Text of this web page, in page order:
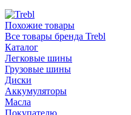
Похожие товары
Все товары бренда Trebl
Каталог
Легковые шины
Грузовые шины
Диски
Аккумуляторы
Масла